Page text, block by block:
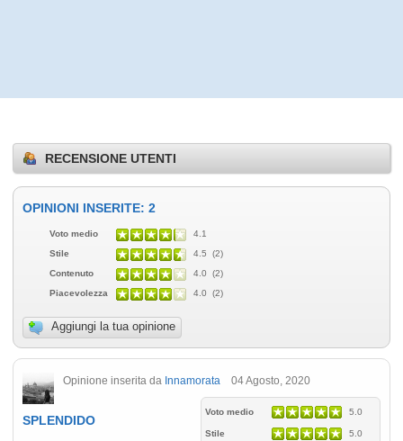
RECENSIONE UTENTI
OPINIONI INSERITE: 2
Voto medio
4.1
Stile
4.5 (2)
Contenuto
4.0 (2)
Piacevolezza
4.0 (2)
Aggiungi la tua opinione
Opinione inserita da Innamorata 04 Agosto, 2020
Voto medio 5.0
Stile 5.0
SPLENDIDO